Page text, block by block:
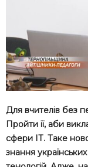
Для вчителів без
Пройти її, аби
сфери ІТ. Таке
знання